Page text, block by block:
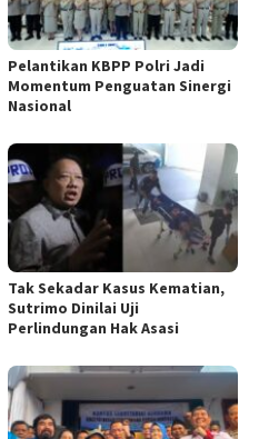
Pelantikan KBPP Polri Jadi
Momentum Penguatan Sinergi
Nasional
Tak Sekadar Kasus Kematian,
Sutrimo Dinilai Uji
Perlindungan Hak Asasi